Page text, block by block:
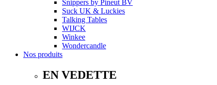
Snippers by Pineut BV
Suck UK & Luckies
Talking Tables
WIJCK
Winkee
Wondercandle
Nos produits
EN VEDETTE